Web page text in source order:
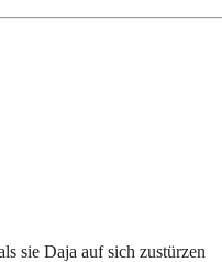
sie Daja auf sich zustürzen